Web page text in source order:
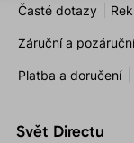
Časté dotazy
Záruční a
Platba a doručení
Svět Directu